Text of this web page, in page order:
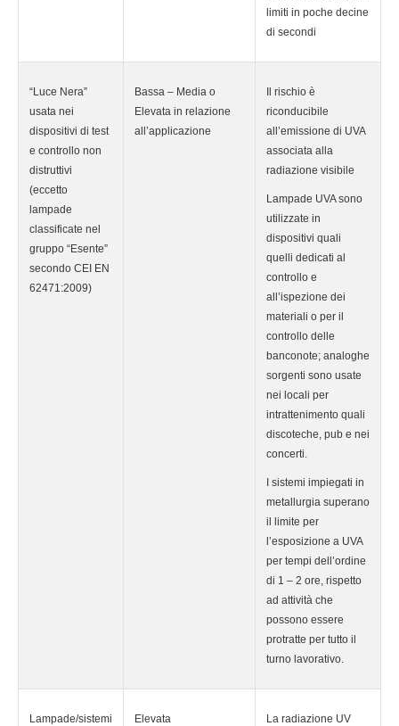
limiti in poche decine
di secondi
“Luce Nera”
usata nei
dispositivi di test
e controllo non
distruttivi
(eccetto
lampade
classificate nel
gruppo “Esente”
secondo CEI EN
62471:2009)
Bassa – Media o
Elevata in relazione
all’applicazione
Il rischio è
riconducibile
all’emissione di UVA
associata alla
radiazione visibile
Lampade UVA sono
utilizzate in
dispositivi quali
quelli dedicati al
controllo e
all’ispezione dei
materiali o per il
controllo delle
banconote; analoghe
sorgenti sono usate
nei locali per
intrattenimento quali
discoteche, pub e nei
concerti.
I sistemi impiegati in
metallurgia superano
il limite per
l’esposizione a UVA
per tempi dell’ordine
di 1 – 2 ore, rispetto
ad attività che
possono essere
protratte per tutto il
turno lavorativo.
Lampade/sistemi
Elevata
La radiazione UV